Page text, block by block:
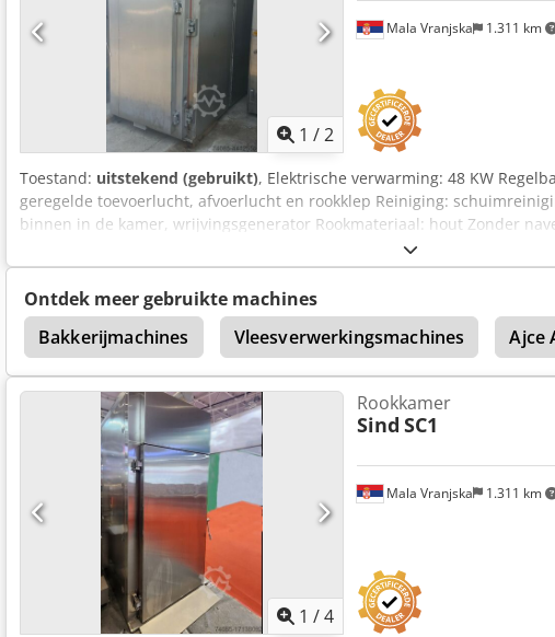
1 /2
Mala Vranjska 1.311 km
Toestand: uitstekend (gebruikt), Elektrische verwarming: 48 KW
geregelde toevoerlucht, afvoerlucht en rookklep Reiniging:
binnen in de kamer, wrijvingsgenerator Rookmateriaal: hout Zonder
Inbouwmaten van de machine in cm: Breedte: 160 Lengte: 250 Hoogte:
Afmetingen van de trolley in cm: 100*100*200 hoogte Levertijd: 30
Ontdek meer gebruikte machines
Bakkerijmachines
Vleesverwerkingsmachines Ajce
1 /4
Mala Vranjska 1.311 km
Rookkamer
Sind SC1